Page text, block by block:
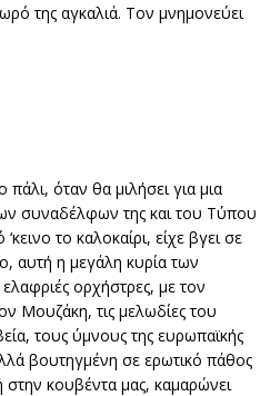
της αγκαλιά. Τον μνημονεύει
όταν θα μιλήσει για μια
συναδέλφων της και του Τύπου
το καλοκαίρι, είχε βγει σε
αυτή η μεγάλη κυρία των
ορχήστρες, με τον
Μουζάκη, τις μελωδίες του
τους ύμνους της ευρωπαϊκής
βουτηγμένη σε ερωτικό πάθος
κουβέντα μας, καμαρώνει